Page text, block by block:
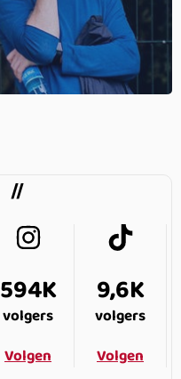
594K
volgers
Volgen
9,6K
volgers
Volgen